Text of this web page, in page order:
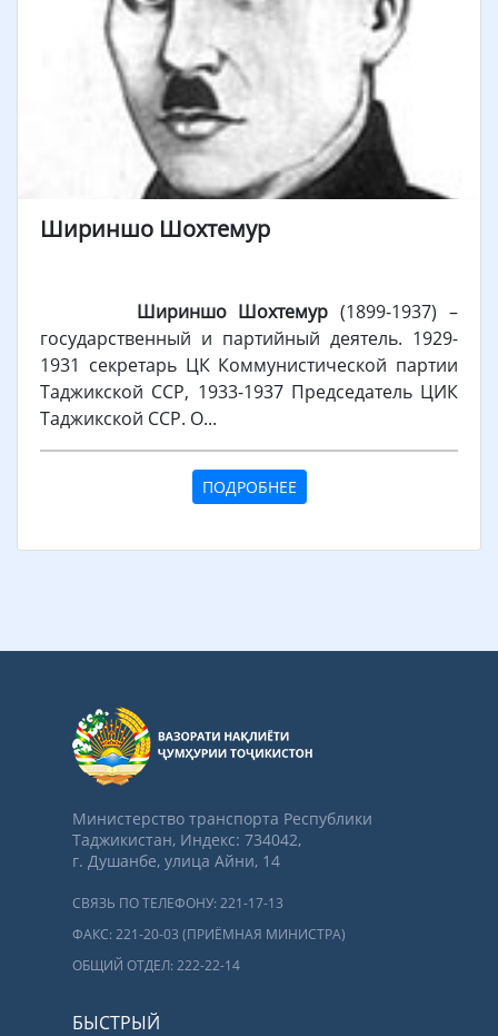
Шириншо Шохтемур
Шириншо Шохтемур (1899-1937) –
государственный и партийный деятель. 1929-
1931 секретарь ЦК Коммунистической партии
Таджикской ССР, 1933-1937 Председатель ЦИК
Таджикской ССР. О...
ПОДРОБНЕЕ
Министерство транспорта Республики
Таджикистан, Индекс: 734042,
г. Душанбе, улица Айни, 14
СВЯЗЬ ПО ТЕЛЕФОНУ: 221-17-13
ФАКС: 221-20-03 (ПРИЁМНАЯ МИНИСТРА)
ОБЩИЙ ОТДЕЛ: 222-22-14
БЫСТРЫЙ